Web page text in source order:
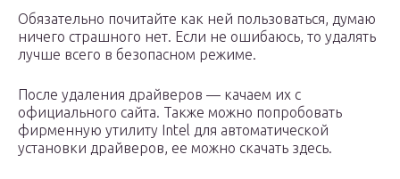
Обязательно почитайте как ней пользоваться, думаю
ничего страшного нет. Если не ошибаюсь, то удалять
лучше всего в безопасном режиме.
После удаления драйверов — качаем их с
официального сайта. Также можно попробовать
фирменную утилиту Intel для автоматической
установки драйверов, ее можно скачать здесь.